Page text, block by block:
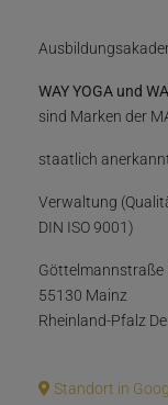
WAY YOGA und
sind Marken der
staatlich
Verwaltung
DIN ISO 9001)
Göttelmannstraße
55130 Mainz
Rheinland-Pfalz
Standort in